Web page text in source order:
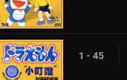
1 - 45